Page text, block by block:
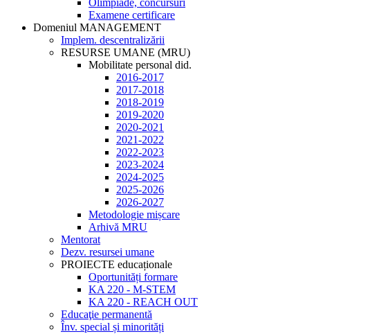
Olimpiade, concursuri
Examene certificare
Domeniul MANAGEMENT
Implem. descentralizării
RESURSE UMANE (MRU)
Mobilitate personal did.
2016-2017
2017-2018
2018-2019
2019-2020
2020-2021
2021-2022
2022-2023
2023-2024
2024-2025
2025-2026
2026-2027
Metodologie mișcare
Arhivă MRU
Mentorat
Dezv. resursei umane
PROIECTE educaționale
Oportunități formare
KA 220 - M-STEM
KA 220 - REACH OUT
Educaţie permanentă
Înv. special și minorități